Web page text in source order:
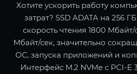
Хотите ускорить работу
затрат? SSD ADATA на 256
скорость чтения 1800
Мбайт/сек, значительно
ОС, запуска приложений и
Интерфейс M.2 NVMe с PCI-E